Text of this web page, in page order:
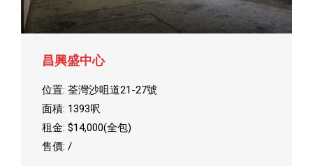
昌興盛中心
位置: 荃灣沙咀道21-27號
面積: 1393呎
租金: $14,000(全包)
售價: /